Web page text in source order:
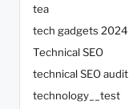
tea
tech gadgets 2024
Technical SEO
technical SEO audit
technology__test